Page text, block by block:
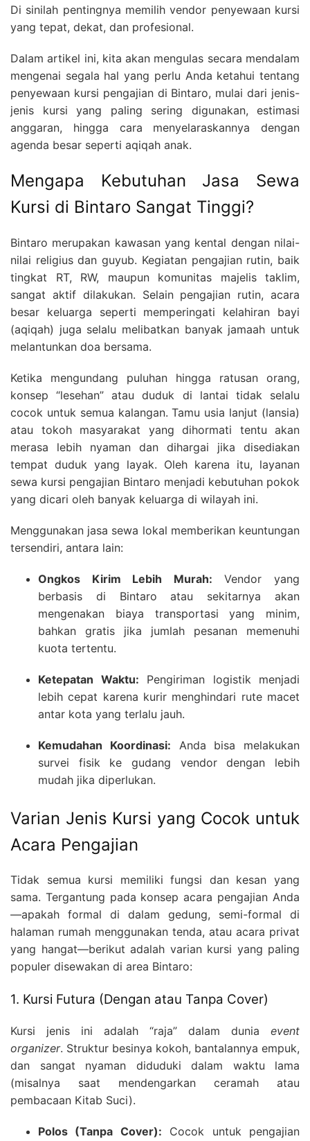
Di sinilah pentingnya memilih vendor penyewaan kursi
yang tepat, dekat, dan profesional.
Dalam artikel ini, kita akan mengulas secara mendalam
mengenai segala hal yang perlu Anda ketahui tentang
penyewaan kursi pengajian di Bintaro, mulai dari jenis-
jenis kursi yang paling sering digunakan, estimasi
anggaran, hingga cara menyelaraskannya dengan
agenda besar seperti aqiqah anak.
Mengapa Kebutuhan Jasa Sewa
Kursi di Bintaro Sangat Tinggi?
Bintaro merupakan kawasan yang kental dengan nilai-
nilai religius dan guyub. Kegiatan pengajian rutin, baik
tingkat RT, RW, maupun komunitas majelis taklim,
sangat aktif dilakukan. Selain pengajian rutin, acara
besar keluarga seperti memperingati kelahiran bayi
(aqiqah) juga selalu melibatkan banyak jamaah untuk
melantunkan doa bersama.
Ketika mengundang puluhan hingga ratusan orang,
konsep “lesehan” atau duduk di lantai tidak selalu
cocok untuk semua kalangan. Tamu usia lanjut (lansia)
atau tokoh masyarakat yang dihormati tentu akan
merasa lebih nyaman dan dihargai jika disediakan
tempat duduk yang layak. Oleh karena itu, layanan
sewa kursi pengajian Bintaro menjadi kebutuhan pokok
yang dicari oleh banyak keluarga di wilayah ini.
Menggunakan jasa sewa lokal memberikan keuntungan
tersendiri, antara lain:
Ongkos Kirim Lebih Murah: Vendor yang
berbasis di Bintaro atau sekitarnya akan
mengenakan biaya transportasi yang minim,
bahkan gratis jika jumlah pesanan memenuhi
kuota tertentu.
Ketepatan Waktu: Pengiriman logistik menjadi
lebih cepat karena kurir menghindari rute macet
antar kota yang terlalu jauh.
Kemudahan Koordinasi: Anda bisa melakukan
survei fisik ke gudang vendor dengan lebih
mudah jika diperlukan.
Varian Jenis Kursi yang Cocok untuk
Acara Pengajian
Tidak semua kursi memiliki fungsi dan kesan yang
sama. Tergantung pada konsep acara pengajian Anda
—apakah formal di dalam gedung, semi-formal di
halaman rumah menggunakan tenda, atau acara privat
yang hangat—berikut adalah varian kursi yang paling
populer disewakan di area Bintaro:
1. Kursi Futura (Dengan atau Tanpa Cover)
Kursi jenis ini adalah “raja” dalam dunia event
organizer. Struktur besinya kokoh, bantalannya empuk,
dan sangat nyaman diduduki dalam waktu lama
(misalnya saat mendengarkan ceramah atau
pembacaan Kitab Suci).
Polos (Tanpa Cover): Cocok untuk pengajian